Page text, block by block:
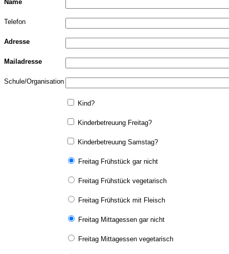
Name
Telefon
Adresse
Mailadresse
Schule/Organisation
Kind?
Kinderbetreuung Freitag?
Kinderbetreuung Samstag?
Freitag Frühstück gar nicht
Freitag Frühstück vegetarisch
Freitag Frühstück mit Fleisch
Freitag Mittagessen gar nicht
Freitag Mittagessen vegetarisch